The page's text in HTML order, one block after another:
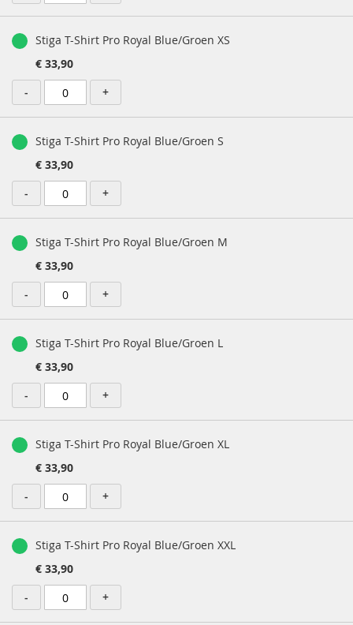
Stiga T-Shirt Pro Royal Blue/Groen XS
€ 33,90
-
+
Stiga T-Shirt Pro Royal Blue/Groen S
€ 33,90
-
+
Stiga T-Shirt Pro Royal Blue/Groen M
€ 33,90
-
+
Stiga T-Shirt Pro Royal Blue/Groen L
€ 33,90
-
+
Stiga T-Shirt Pro Royal Blue/Groen XL
€ 33,90
-
+
Stiga T-Shirt Pro Royal Blue/Groen XXL
€ 33,90
-
+